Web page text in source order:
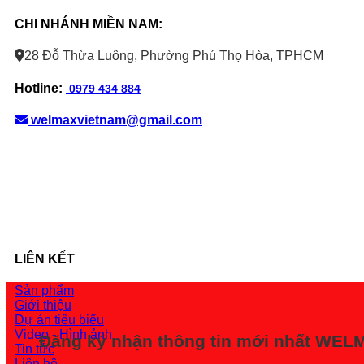
CHI NHÁNH MIỀN NAM:
28 Đỗ Thừa Luông, Phường Phú Thọ Hòa, TPHCM
Hotline: 0979 434 884
welmaxvietnam@gmail.com
LIÊN KẾT
Sản phẩm
Giới thiệu
Dự án tiêu biểu
Video - Hình ảnh
Tin tứcĐăng ký nhận thông tin mới nhất